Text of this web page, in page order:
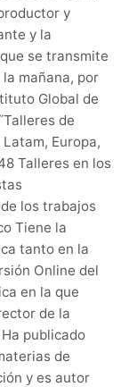
y
y la
se transmite
mañana, por
Global de
de
Europa,
Talleres en los
los trabajos
Tiene la
tanto en la
Online del
en la que
de la
publicado
de
y es autor